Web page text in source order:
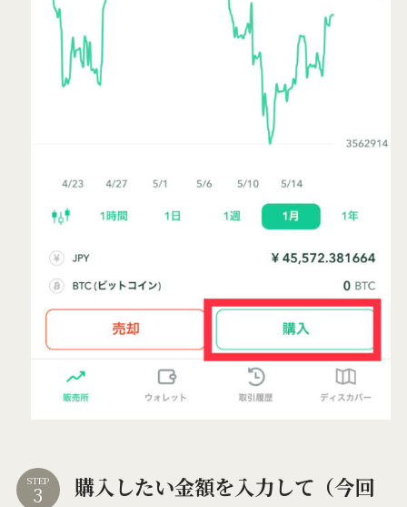
STEP
購入したい金額を入力して（今回